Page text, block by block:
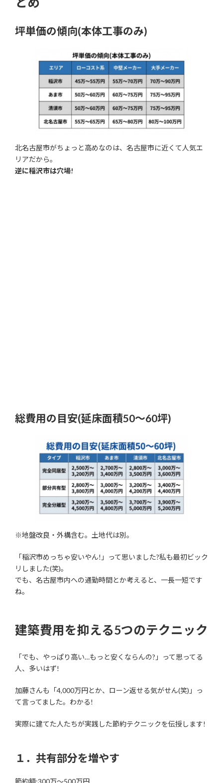
坪単価の傾向(本体工事のみ)
北名古屋市がちょっと高めなのは、名古屋市に近くて人気エ
リアだから。
逆に稲沢市は穴場!
総費用の目安(延床面積50〜60坪)
※地盤改良・外構含む。土地代は別。
「稲沢市めっちゃ安いやん!」って思いました?私も最初ビック
リしました(笑)。
でも、名古屋市内への通勤時間とか考えると、一長一短です
ね。
建築費用を抑える5つのテクニック
「でも、やっぱり高い…もっと安くならんの?」って思ってる
人、多いはず!
加藤さんも「4,000万円とか、ローン返せる気がせん(笑)」っ
て言ってました。わかる!
実際に建てた人たちが実践した節約テクニックを伝授します!
１．共有部分を増やす
節約額:300万〜500万円